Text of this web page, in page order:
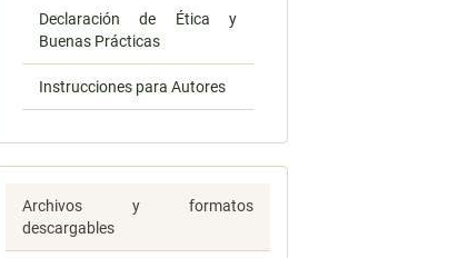
Declaración de Ética y
Buenas Prácticas
Instrucciones para Autores
Archivos y formatos
descargables